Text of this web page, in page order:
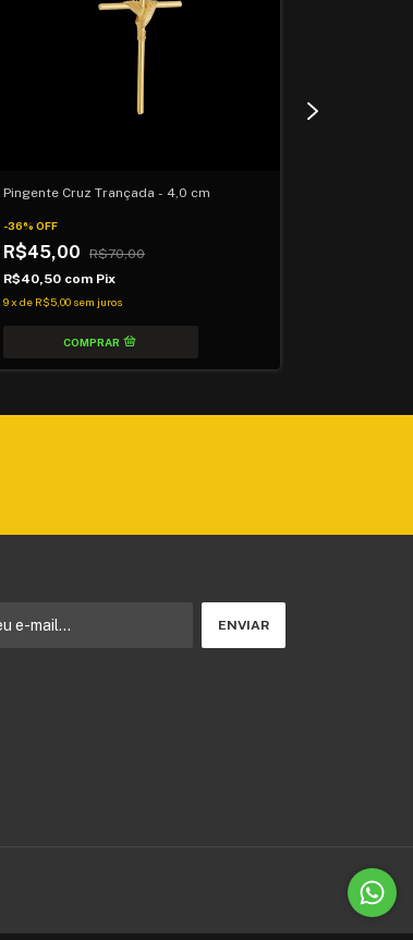
Pingente Cruz Trançada - 4,0 cm
-36% OFF
R$45,00
R$70,00
R$40,50 com Pix
9x de R$5,00 sem juros